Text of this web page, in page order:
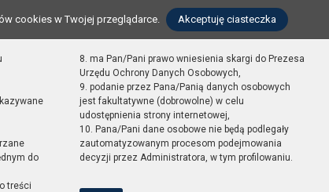
cookies w Twojej przeglądarce. Akceptuję ciasteczka
do
treści
8. ma Pan/Pani prawo wniesienia skargi do Prezesa
Urzędu Ochrony Danych Osobowych,
9. podanie przez Pana/Panią danych osobowych
jest fakultatywne (dobrowolne) w celu
udostępnienia strony internetowej,
10. Pana/Pani dane osobowe nie będą podlegały
zautomatyzowanym procesom podejmowania
decyzji przez Administratora, w tym profilowaniu.